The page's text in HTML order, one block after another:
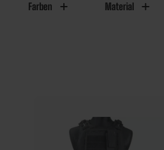
Farben Material